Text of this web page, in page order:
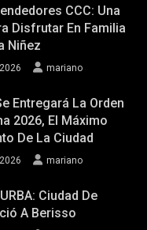
CCC: Una
Disfrutar En Familia
Niñez
mariano
Entregará La Orden
2026, El Máximo
De La Ciudad
mariano
Ciudad De
A Berisso